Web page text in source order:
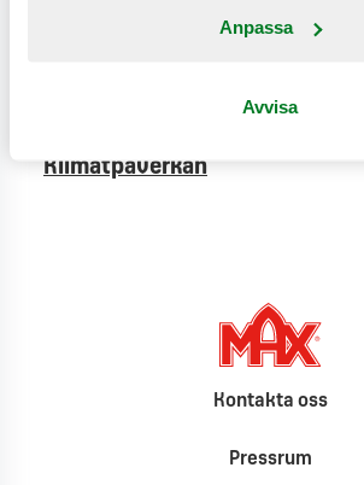
Anpassa
Avvisa
Näringsinformation
Produktinformation
Klimatpåverkan
Kontakta oss
Pressrum